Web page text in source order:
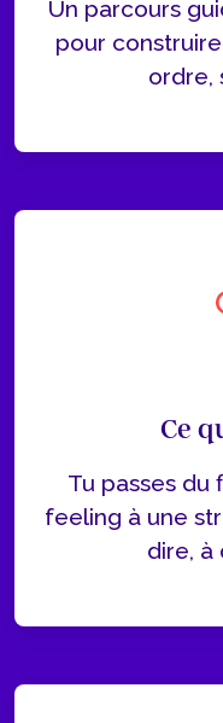
Un parcours
pour
ordre,
Ce
Tu passes du
feeling à une
dire, à